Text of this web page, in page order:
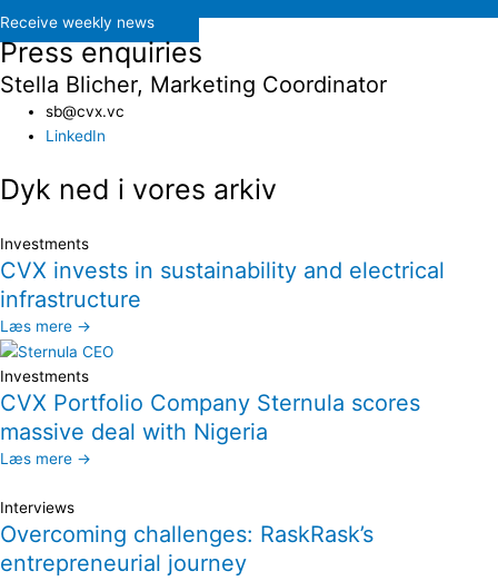
Receive weekly news
Press enquiries
Stella Blicher, Marketing Coordinator
sb@cvx.vc​
LinkedIn
Dyk ned i vores arkiv
Investments
CVX invests in sustainability and electrical
infrastructure
Læs mere →
Investments
CVX Portfolio Company Sternula scores
massive deal with Nigeria
Læs mere →
Interviews
Overcoming challenges: RaskRask’s
entrepreneurial journey